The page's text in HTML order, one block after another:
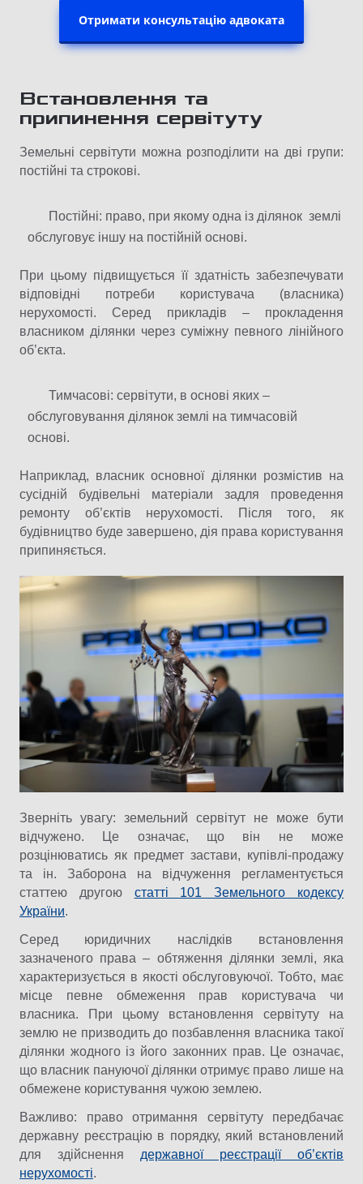
Отримати консультацію адвоката
Встановлення та
припинення сервітуту
Земельні сервітути можна розподілити на дві групи:
постійні та строкові.
Постійні: право, при якому одна із ділянок землі
обслуговує іншу на постійній основі.
При цьому підвищується її здатність забезпечувати
відповідні потреби користувача (власника)
нерухомості. Серед прикладів – прокладення
власником ділянки через суміжну певного лінійного
об’єкта.
Тимчасові: сервітути, в основі яких –
обслуговування ділянок землі на тимчасовій
основі.
Наприклад, власник основної ділянки розмістив на
сусідній будівельні матеріали задля проведення
ремонту об’єктів нерухомості. Після того, як
будівництво буде завершено, дія права користування
припиняється.
Зверніть увагу: земельний сервітут не може бути
відчужено. Це означає, що він не може
розцінюватись як предмет застави, купівлі-продажу
та ін. Заборона на відчуження регламентується
статтею другою статті 101 Земельного кодексу
України.
Серед юридичних наслідків встановлення
зазначеного права – обтяження ділянки землі, яка
характеризується в якості обслуговуючої. Тобто, має
місце певне обмеження прав користувача чи
власника. При цьому встановлення сервітуту на
землю не призводить до позбавлення власника такої
ділянки жодного із його законних прав. Це означає,
що власник пануючої ділянки отримує право лише на
обмежене користування чужою землею.
Важливо: право отримання сервітуту передбачає
державну реєстрацію в порядку, який встановлений
для здійснення державної реєстрації об’єктів
нерухомості.